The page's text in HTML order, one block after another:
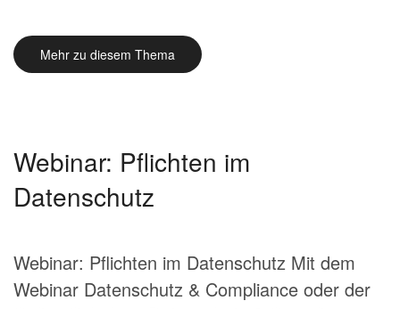
Mehr zu diesem Thema
Webinar: Pflichten im
Datenschutz
Webinar: Pflichten im Datenschutz Mit dem
Webinar Datenschutz & Compliance oder der